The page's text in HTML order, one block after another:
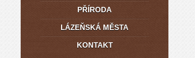
PŘÍRODA
LÁZEŇSKÁ MĚSTA
KONTAKT